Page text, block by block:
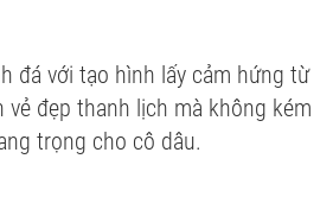
đá với tạo hình lấy cảm hứng từ
vẻ đẹp thanh lịch mà không kém
trọng cho cô dâu.